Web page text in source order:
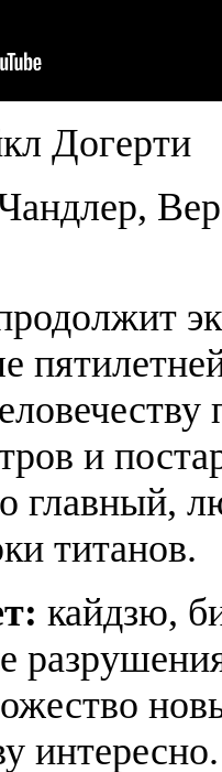
Догерти
и
главный,
титанов.
кайдзю,